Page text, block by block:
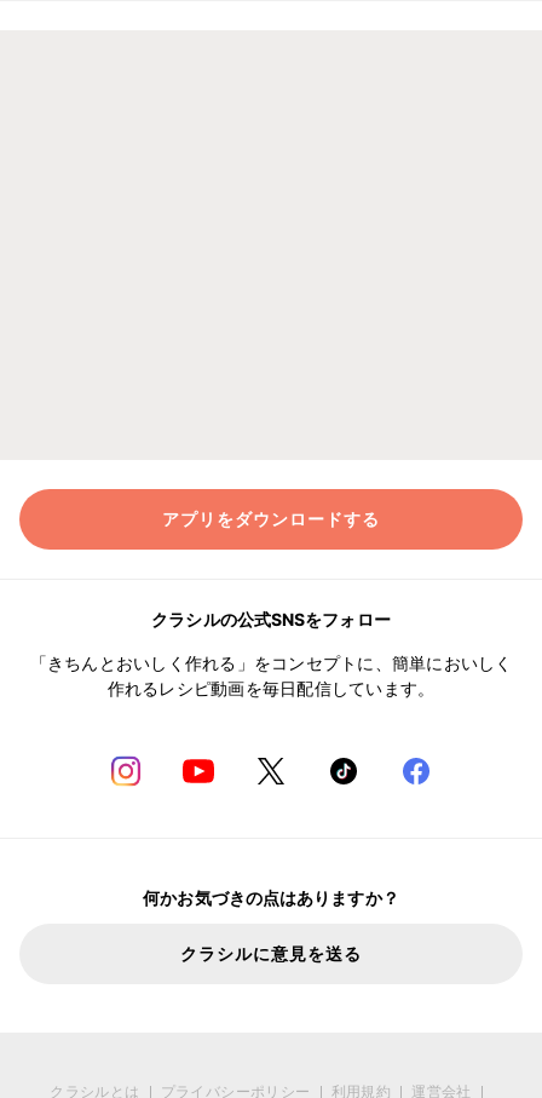
アプリをダウンロードする
クラシルの公式SNSをフォロー
「きちんとおいしく作れる」をコンセプトに、簡単においしく
作れるレシピ動画を毎日配信しています。
何かお気づきの点はありますか？
クラシルに意見を送る
クラシルとは プライバシーポリシー 利用規約 運営会社